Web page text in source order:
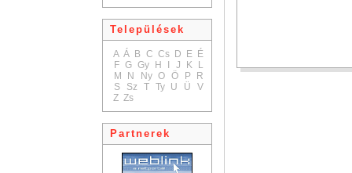
Települések
A Á B C Cs D E É
F G Gy H J K
L
M
N Ny O Ö P
R
S
Sz T Ty U Ü
V
Z Zs
Partnerek